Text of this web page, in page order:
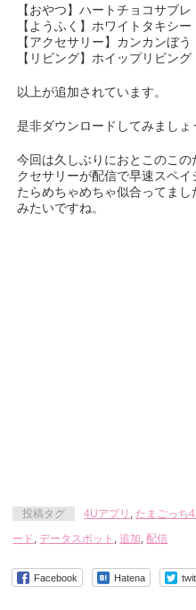
【おやつ】ハートチョコサブレ
【ようふく】ホワイトタキシー
【アクセサリー】カンカンぼう
【リビング】ホイップリビング
以上が追加されています。
是非ダウンロードしてみましょ
今回は久しぶりにおとこのこ
クセサリーが配信で早速スペ
たらめちゃめちゃ似合ってま
みたいですね。
投稿タグ 4Uアプリ , たまごっち
ード, データスポット ,追加, 配信
Facebook Hatena